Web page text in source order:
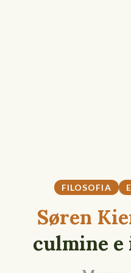
FILOSOFIA
Søren
culmine e